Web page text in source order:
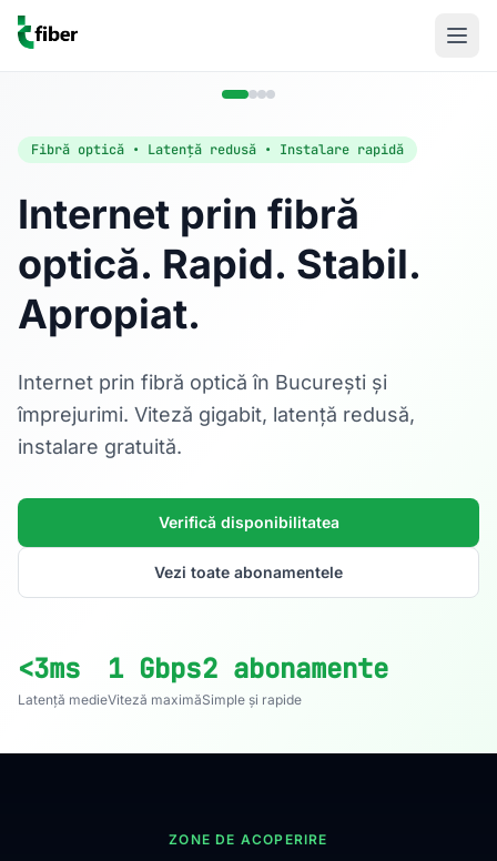
Fibră optică • Latență redusă • Instalare rapidă
Internet prin fibră
optică. Rapid. Stabil.
Apropiat.
Internet prin fibră optică în București și
împrejurimi. Viteză gigabit, latență redusă,
instalare gratuită.
Verifică disponibilitatea
Vezi toate abonamentele
<3ms
Latență medie
1 Gbps
Viteză maximă
2 abonamente
Simple și rapide
Acasă
Internet Rezidențial
Fibră optică până la 1 Gbps, direct în casa ta.
ZONE DE ACOPERIRE